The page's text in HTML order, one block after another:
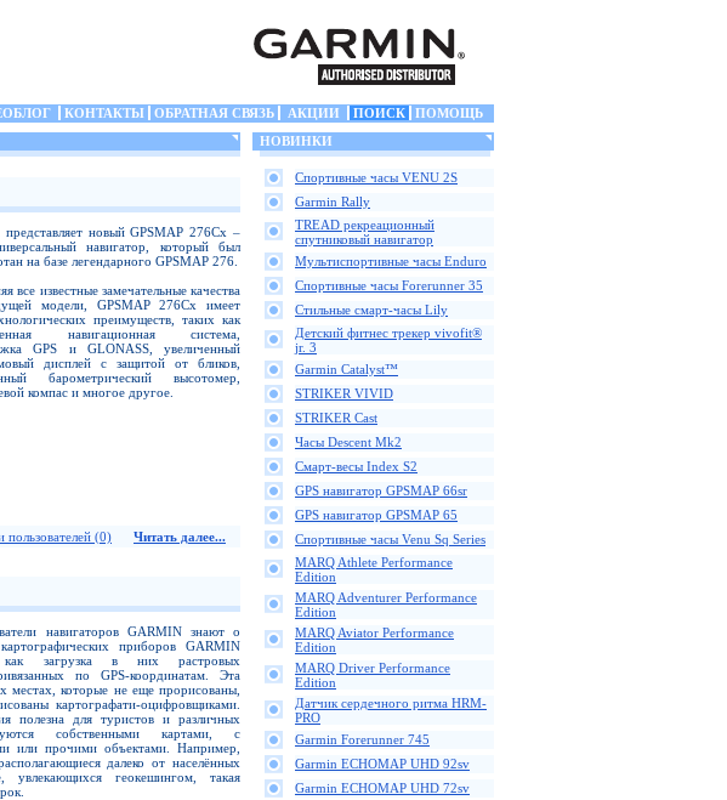
КОНТАКТЫ ОБРАТНАЯ СВЯЗЬ АКЦИИ ПОИСК
ПОМОЩЬ
представляет новый GPSMAP 276Cx –
навигатор, который был
на базе легендарного GPSMAP 276.
все известные замечательные качества
модели, GPSMAP 276Cx имеет
преимуществ, таких как
навигационная система,
GPS и GLONASS, увеличенный
дисплей с защитой от бликов,
барометрический высотомер,
компас и многое другое.
пользователей (0) Читать далее...
навигаторов GARMIN знают о
приборов GARMIN
как загрузка в них растровых
по GPS-координатам. Эта
местах, которые не еще прорисованы,
картографати-оцифровщиками.
полезна для туристов и различных
собственными картами, с
или прочими объектами. Например,
далеко от населённых
геокешингом, такая
НОВИНКИ
Спортивные часы VENU 2S
Garmin Rally
TREAD рекреационный
спутниковый навигатор
Мультиспортивные часы Enduro
Спортивные часы Forerunner 35
Стильные смарт-часы Lily
Детский фитнес трекер vivofit®
jr. 3
Garmin Catalyst™
STRIKER VIVID
STRIKER Cast
Часы Descent Mk2
Смарт-весы Index S2
GPS навигатор GPSMAP 66sr
GPS навигатор GPSMAP 65
Спортивные часы Venu Sq Series
MARQ Athlete Performance
Edition
MARQ Adventurer Performance
Edition
MARQ Aviator Performance
Edition
MARQ Driver Performance
Edition
Датчик сердечного ритма HRM-
PRO
Garmin Forerunner 745
Garmin ECHOMAP UHD 92sv
Garmin ECHOMAP UHD 72sv